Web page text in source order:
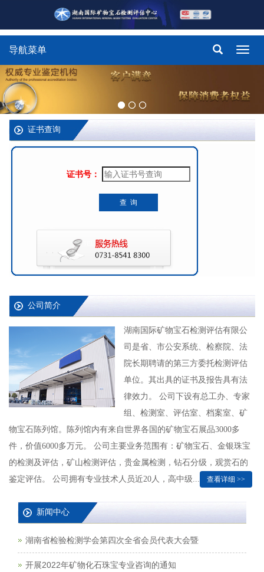
导航菜单
证书查询
证书号：
查 询
公司简介
湖南国际矿物宝石检测评估有限公
司是省、市公安系统、检察院、法
院长期聘请的第三方委托检测评估
单位。其出具的证书及报告具有法
律效力。 公司下设有总工办、专家
组、检测室、评估室、档案室、矿
物宝石陈列馆。陈列馆内有来自世界各国的矿物宝石展品3000多
件，价值6000多万元。 公司主要业务范围有：矿物宝石、金银珠宝
的检测及评估，矿山检测评估，贵金属检测，钻石分级，观赏石的
鉴定评估。 公司拥有专业技术人员近20人，高中级...
查看详细 >>
新闻中心
湖南省检验检测学会第四次全省会员代表大会暨
开展2022年矿物化石珠宝专业咨询的通知